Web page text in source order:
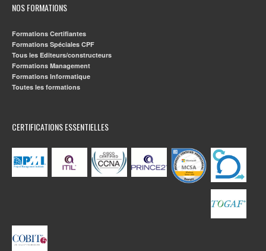
NOS FORMATIONS
Formations Certifiantes
Formations Spéciales CPF
Tous les Editeurs/constructeurs
Formations Management
Formations Informatique
Toutes les formations
CERTIFICATIONS ESSENTIELLES